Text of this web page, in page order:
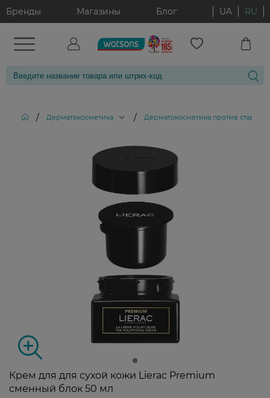
Бренды Магазины Блог UA RU
/ Дерматокосметика / Дерматокосметика против
Крем для для сухой кожи Lierac Premium
сменный блок 50 мл